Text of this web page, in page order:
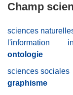
Champ
sciences
l'information
ontologie
sciences sociales
graphisme